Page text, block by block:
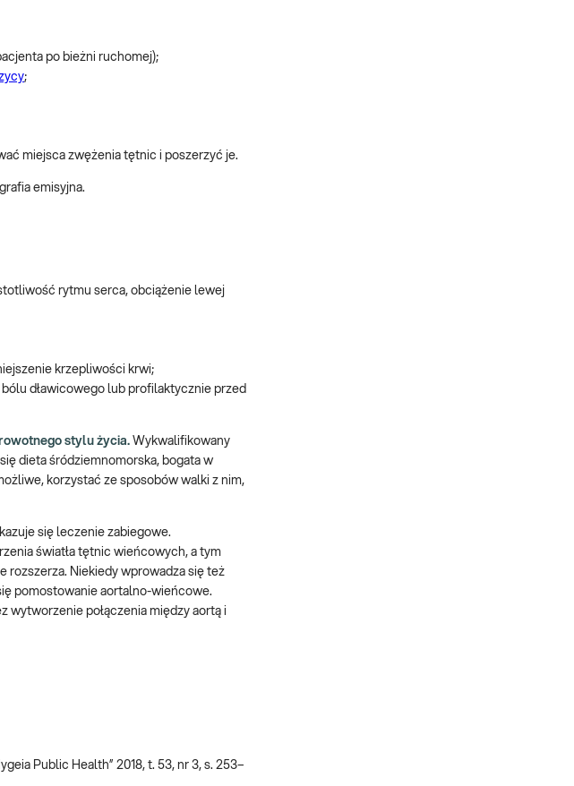
po bieżni ruchomej);
;
miejsca zwężenia tętnic i poszerzyć je.
emisyjna.
rytmu serca, obciążenie lewej
krzepliwości krwi;
dławicowego lub profilaktycznie przed
stylu życia. Wykwalifikowany
dieta śródziemnomorska, bogata w
korzystać ze sposobów walki z nim,
się leczenie zabiegowe.
światła tętnic wieńcowych, a tym
rozszerza. Niekiedy wprowadza się też
pomostowanie aortalno-wieńcowe.
wytworzenie połączenia między aortą i
Public Health” 2018, t. 53, nr 3, s. 253–